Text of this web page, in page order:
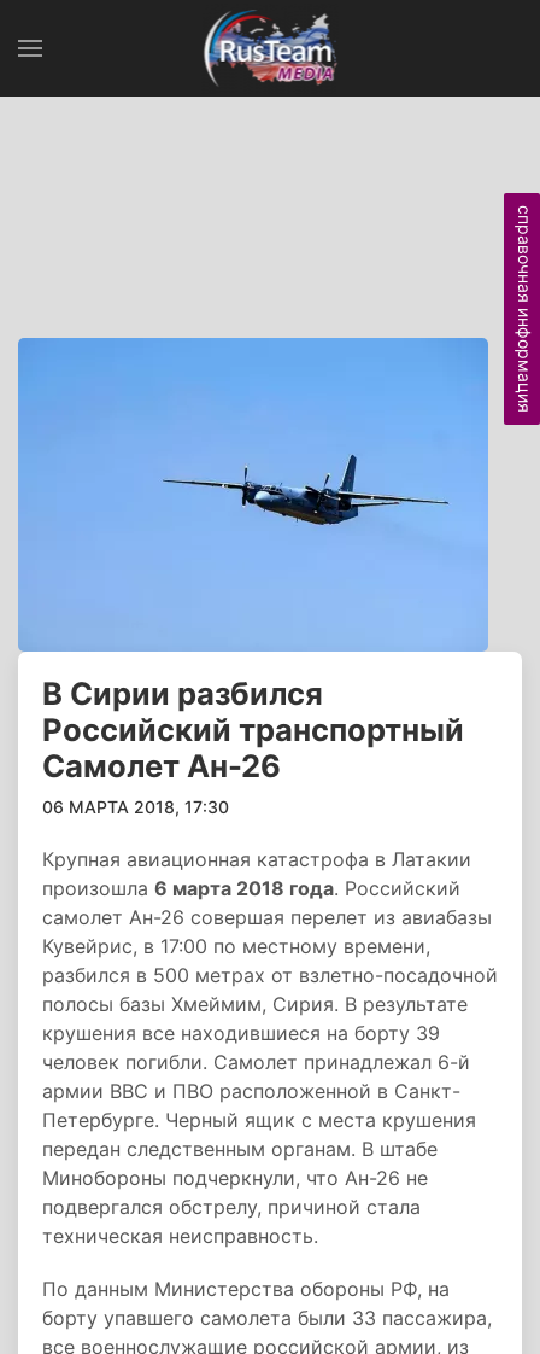
В Сирии разбился
Российский транспортный
Самолет Ан-26
06 МАРТА 2018, 17:30
Крупная авиационная катастрофа в Латакии
произошла 6 марта 2018 года. Российский
самолет Ан-26 совершая перелет из авиабазы
Кувейрис, в 17:00 по местному времени,
разбился в 500 метрах от взлетно-посадочной
полосы базы Хмеймим, Сирия. В результате
крушения все находившиеся на борту 39
человек погибли. Самолет принадлежал 6-й
армии ВВС и ПВО расположенной в Санкт-
Петербурге. Черный ящик с места крушения
передан следственным органам. В штабе
Минобороны подчеркнули, что Ан-26 не
подвергался обстрелу, причиной стала
техническая неисправность.
По данным Министерства обороны РФ, на
борту упавшего самолета были 33 пассажира,
все военнослужащие российской армии, из
справочная информация